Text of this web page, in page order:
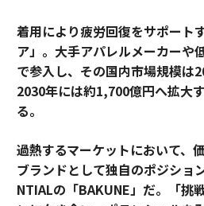
着用により疲労回復をサポート
ア」。大手アパレルメーカーや
で参入し、その国内市場規模は
2030年には約1,700億円へ拡大
る。
過熱するマーケットにおいて、
ブランドとして独自のポジショ
NTIALの「BAKUNE」だ。「挑